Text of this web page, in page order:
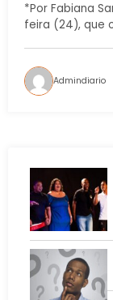
*Por Fabiana
feira (24), que
Admindiario